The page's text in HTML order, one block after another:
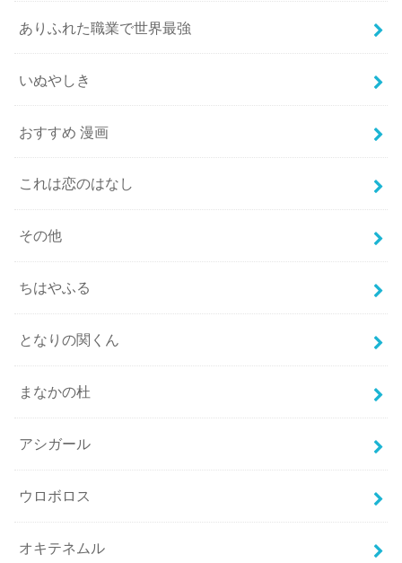
ありふれた職業で世界最強
いぬやしき
おすすめ 漫画
これは恋のはなし
その他
ちはやふる
となりの関くん
まなかの杜
アシガール
ウロボロス
オキテネムル